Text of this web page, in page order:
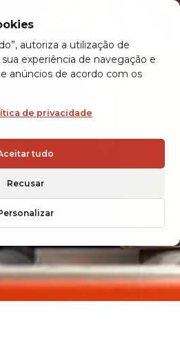
autoriza a utilização de
experiência de navegação e
anúncios de acordo com os
de privacidade
tudo
Recusar
AS/AR PARA